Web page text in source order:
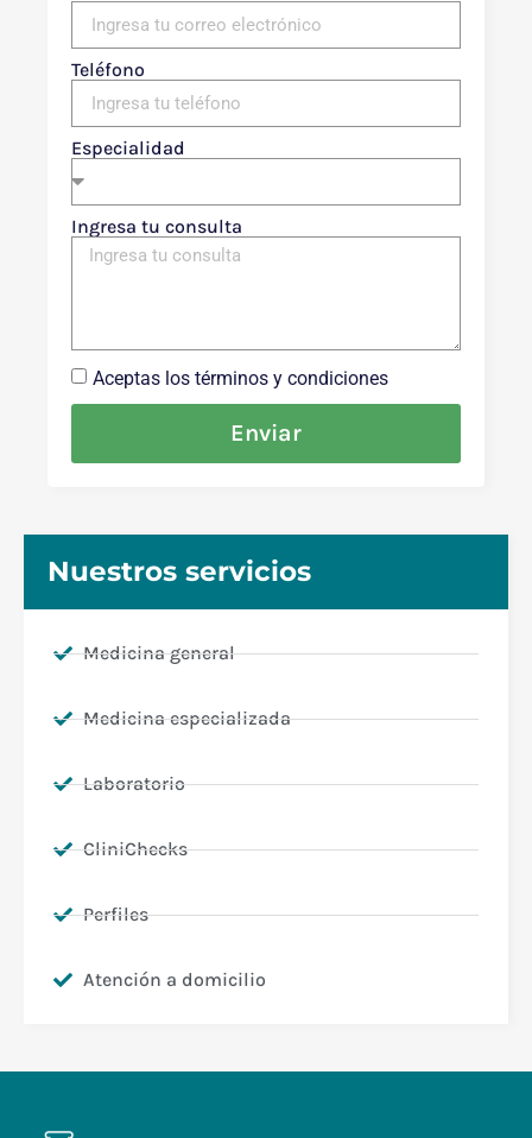
Teléfono
Especialidad
Ingresa tu consulta
Aceptas los términos y condiciones
Enviar
Nuestros servicios
Medicina general
Medicina especializada
Laboratorio
CliniChecks
Perfiles
Atención a domicilio